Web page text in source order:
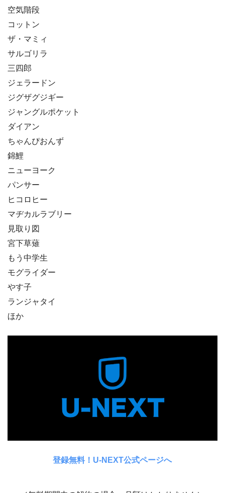
空気階段
コットン
ザ・マミィ
サルゴリラ
三四郎
ジェラードン
ジグザグジギー
ジャングルポケット
ダイアン
ちゃんぴおんず
錦鯉
ニューヨーク
パンサー
ヒコロヒー
マヂカルラブリー
見取り図
宮下草薙
もう中学生
モグライダー
やす子
ランジャタイ
ほか
登録無料！U-NEXT公式ページへ